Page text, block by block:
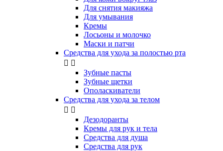
Для снятия макияжа
Для умывания
Кремы
Лосьоны и молочко
Маски и патчи
Средства для ухода за полостью рта
 
Зубные пасты
Зубные щетки
Ополаскиватели
Средства для ухода за телом
 
Дезодоранты
Кремы для рук и тела
Средства для душа
Средства для рук